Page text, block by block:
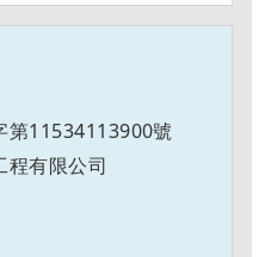
第11534113900號
程有限公司